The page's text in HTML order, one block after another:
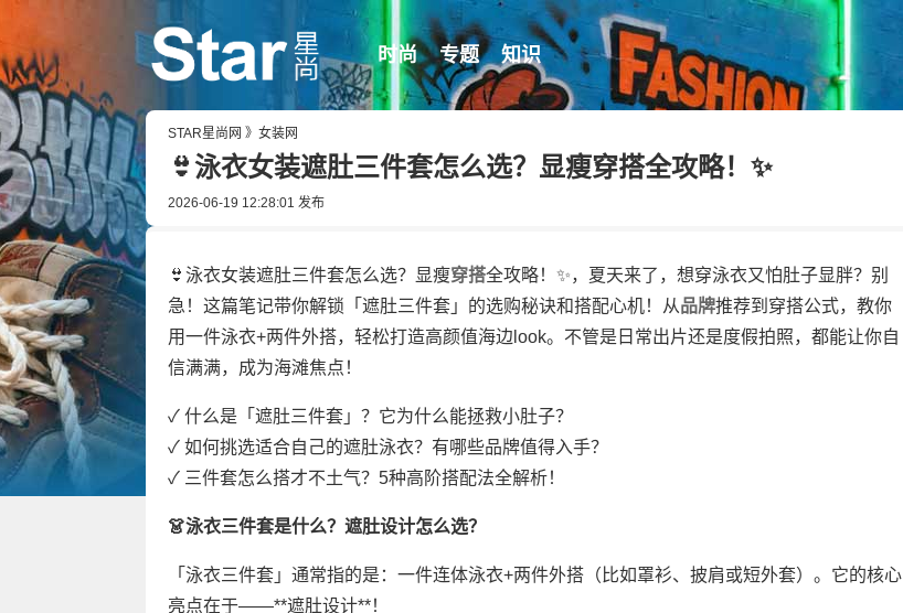
时尚 专题 知识
STAR星尚网 》 女装网
👙泳衣女装遮肚三件套怎么选？显瘦穿搭全攻略！✨
2026-06-19 12:28:01 发布
👙泳衣女装遮肚三件套怎么选？显瘦穿搭全攻略！✨，夏天来了，想穿泳衣又怕肚子显胖？别
急！这篇笔记带你解锁「遮肚三件套」的选购秘诀和搭配心机！从品牌推荐到穿搭公式，教你
用一件泳衣+两件外搭，轻松打造高颜值海边look。不管是日常出片还是度假拍照，都能让你自
信满满，成为海滩焦点！
✓ 什么是「遮肚三件套」？它为什么能拯救小肚子？
✓ 如何挑选适合自己的遮肚泳衣？有哪些品牌值得入手？
✓ 三件套怎么搭才不土气？5种高阶搭配法全解析！
👗泳衣三件套是什么？遮肚设计怎么选？
「泳衣三件套」通常指的是：一件连体泳衣+两件外搭（比如罩衫、披肩或短外套）。它的核心
亮点在于——**遮肚设计**！